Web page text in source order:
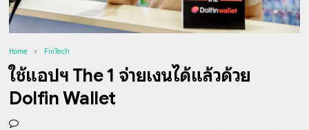
Home FinTech
ใช้แอปฯ The 1 จ่ายเงินได้แล้วด้วย
Dolfin Wallet